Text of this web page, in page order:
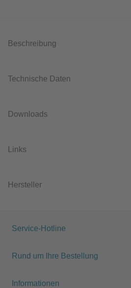
Beschreibung
Technische Daten
Downloads
Links
Hersteller
Service-Hotline
Rund um Ihre Bestellung
Informationen